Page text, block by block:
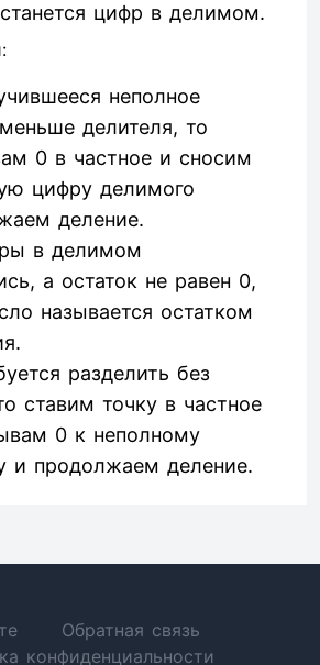
цифр в делимом.
неполное
делителя, то
0 в частное и сносим
цифру делимого
деление.
в делимом
а остаток не равен 0,
называется остатком
разделить без
ставим точку в частное
0 к неполному
и продолжаем деление.
Обратная связь
конфиденциальности